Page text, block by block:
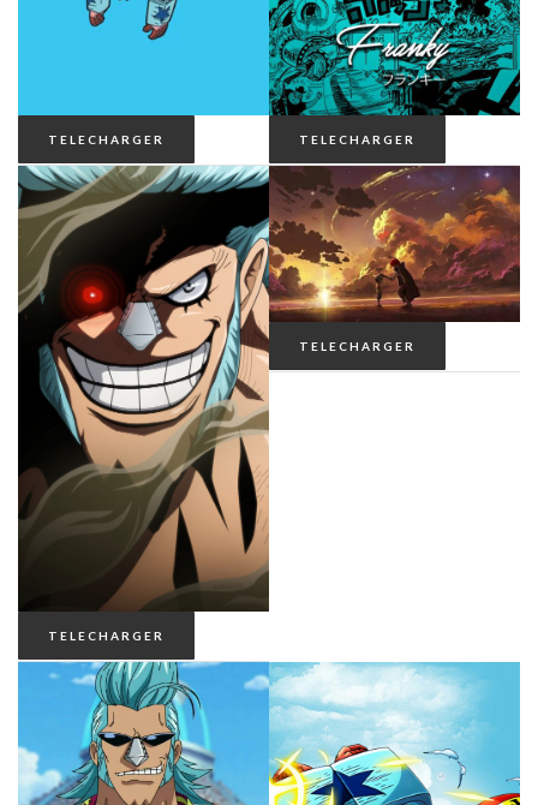
TELECHARGER TELECHARGER
TELECHARGER
TELECHARGER